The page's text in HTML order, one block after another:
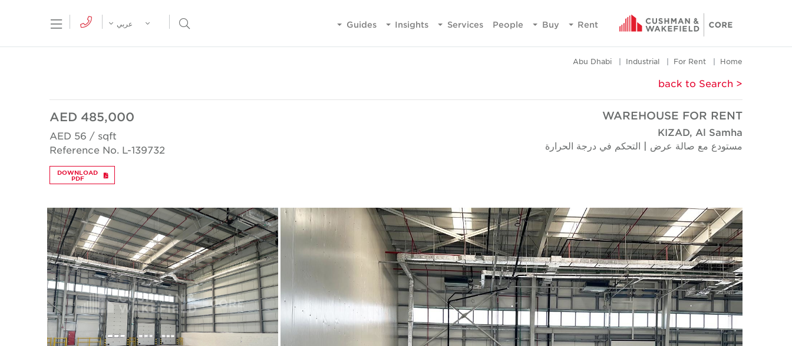
Rent
Buy
People
Services
Insights
Guides
Menu Open Search Menu
عربي
Home
For Rent
Industrial
Abu Dhabi
< back to Search
WAREHOUSE FOR RENT
KIZAD, Al Samha
مستودع مع صالة عرض | التحكم في درجة الحرارة
AED 485,000
AED 56 / sqft
Reference No. L-139732
DOWNLOAD
PDF